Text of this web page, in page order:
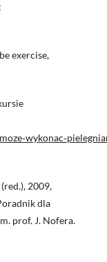
exercise,
2009,
dla
prof. J. Nofera.